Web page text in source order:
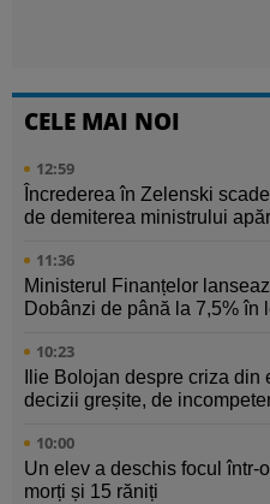
CELE MAI NOI
12:59
Încrederea în Zelenski
de demiterea ministrului
11:36
Ministerul Finanțelor
Dobânzi de până la 7,5% în
10:23
Ilie Bolojan despre criza din
decizii greșite, de
10:00
Un elev a deschis focul într-
morți și 15 răniți